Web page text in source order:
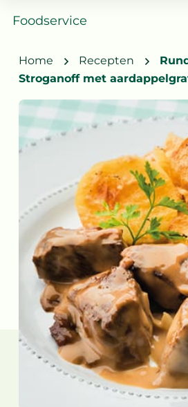
Home Recepten
Stroganoff met